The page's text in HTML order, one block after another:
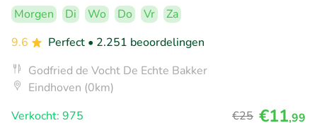
Morgen Di Wo Do Vr
Za
9.6
Perfect • 2.251 beoordelingen
Godfried de Vocht De Echte Bakker
Eindhoven (0km)
Verkocht: 975
€25 €11,99